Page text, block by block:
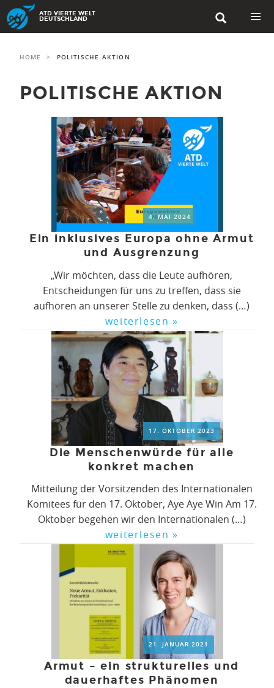
Skip to content

ATD VIERTE WELT
DEUTSCHLAND
HOME > POLITISCHE AKTION
POLITISCHE AKTION
4. MAI 2024
Ein inklusives Europa ohne Armut
und Ausgrenzung
„Wir möchten, dass die Leute aufhören,
Entscheidungen für uns zu treffen, dass sie
aufhören an unserer Stelle zu denken, dass (…)
weiterlesen »
17. OKTOBER 2023
Die Menschenwürde für alle
konkret machen
Mitteilung der Vorsitzenden des Internationalen
Komitees für den 17. Oktober, Aye Aye Win Am 17.
Oktober begehen wir den Internationalen (…)
weiterlesen »
21. JANUAR 2021
Armut – ein strukturelles und
dauerhaftes Phänomen